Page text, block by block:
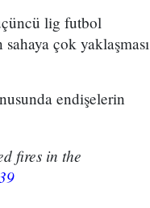
lig futbol
çok yaklaşması
endişelerin
fires in the